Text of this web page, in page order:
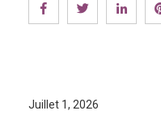
Juillet 1, 2026